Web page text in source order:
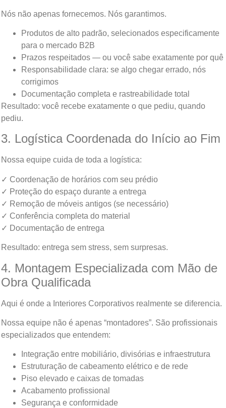
Nós não apenas fornecemos. Nós garantimos.
Produtos de alto padrão, selecionados especificamente
para o mercado B2B
Prazos respeitados — ou você sabe exatamente por quê
Responsabilidade clara: se algo chegar errado, nós
corrigimos
Documentação completa e rastreabilidade total
Resultado: você recebe exatamente o que pediu, quando
pediu.
3. Logística Coordenada do Início ao Fim
Nossa equipe cuida de toda a logística:
✓ Coordenação de horários com seu prédio
✓ Proteção do espaço durante a entrega
✓ Remoção de móveis antigos (se necessário)
✓ Conferência completa do material
✓ Documentação de entrega
Resultado: entrega sem stress, sem surpresas.
4. Montagem Especializada com Mão de
Obra Qualificada
Aqui é onde a Interiores Corporativos realmente se diferencia.
Nossa equipe não é apenas “montadores”. São profissionais
especializados que entendem:
Integração entre mobiliário, divisórias e infraestrutura
Estruturação de cabeamento elétrico e de rede
Piso elevado e caixas de tomadas
Acabamento profissional
Segurança e conformidade